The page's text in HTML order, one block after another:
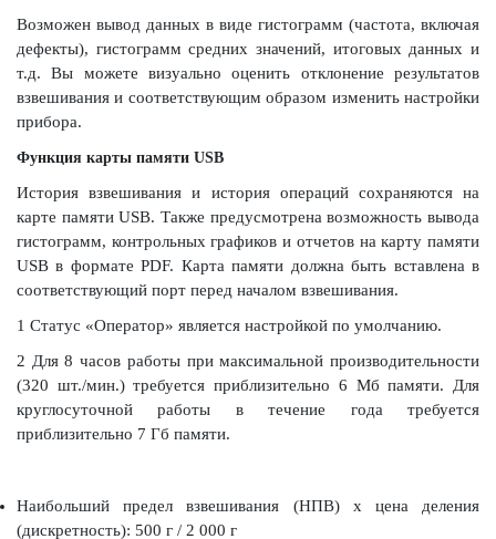
Возможен вывод данных в виде гистограмм (частота, включая
дефекты), гистограмм средних значений, итоговых данных и
т.д. Вы можете визуально оценить отклонение результатов
взвешивания и соответствующим образом изменить настройки
прибора.
Функция карты памяти USB
История взвешивания и история операций сохраняются на
карте памяти USB. Также предусмотрена возможность вывода
гистограмм, контрольных графиков и отчетов на карту памяти
USB в формате PDF. Карта памяти должна быть вставлена в
соответствующий порт перед началом взвешивания.
1 Статус «Оператор» является настройкой по умолчанию.
2 Для 8 часов работы при максимальной производительности
(320 шт./мин.) требуется приблизительно 6 Мб памяти. Для
круглосуточной работы в течение года требуется
приблизительно 7 Гб памяти.
Наибольший предел взвешивания (НПВ) х цена деления
(дискретность): 500 г / 2 000 г